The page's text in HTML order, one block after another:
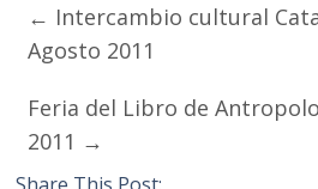
← Intercambio cultural
Agosto 2011
Feria del Libro de
2011 →